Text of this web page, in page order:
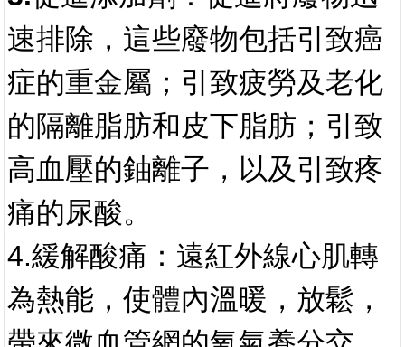
速排除，這些廢物包括引致癌
症的重金屬；引致疲勞及老化
的隔離脂肪和皮下脂肪；引致
高血壓的鈾離子，以及引致疼
痛的尿酸。
4.緩解酸痛 ：遠紅外線心肌轉
為熱能，使體內溫暖，放鬆，